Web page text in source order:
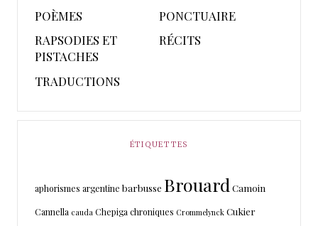
POÈMES
PONCTUAIRE
RAPSODIES ET
PISTACHES
RÉCITS
TRADUCTIONS
ÉTIQUETTES
aphorismes argentine barbusse Brouard Camoin
Cannella cauda Chepigachroniques Crommelynck Cukier